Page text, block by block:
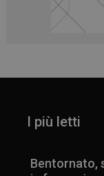
I più letti
Bentornato,